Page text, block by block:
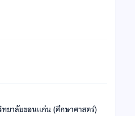
ทยาลัยขอนแก่น (ศึกษาศาสตร์)